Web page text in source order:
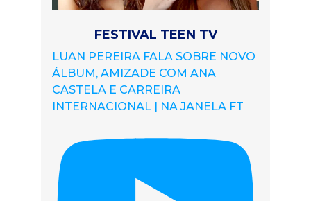
FESTIVAL TEEN TV
LUAN PEREIRA FALA SOBRE NOVO
ÁLBUM, AMIZADE COM ANA
CASTELA E CARREIRA
INTERNACIONAL | NA JANELA FT